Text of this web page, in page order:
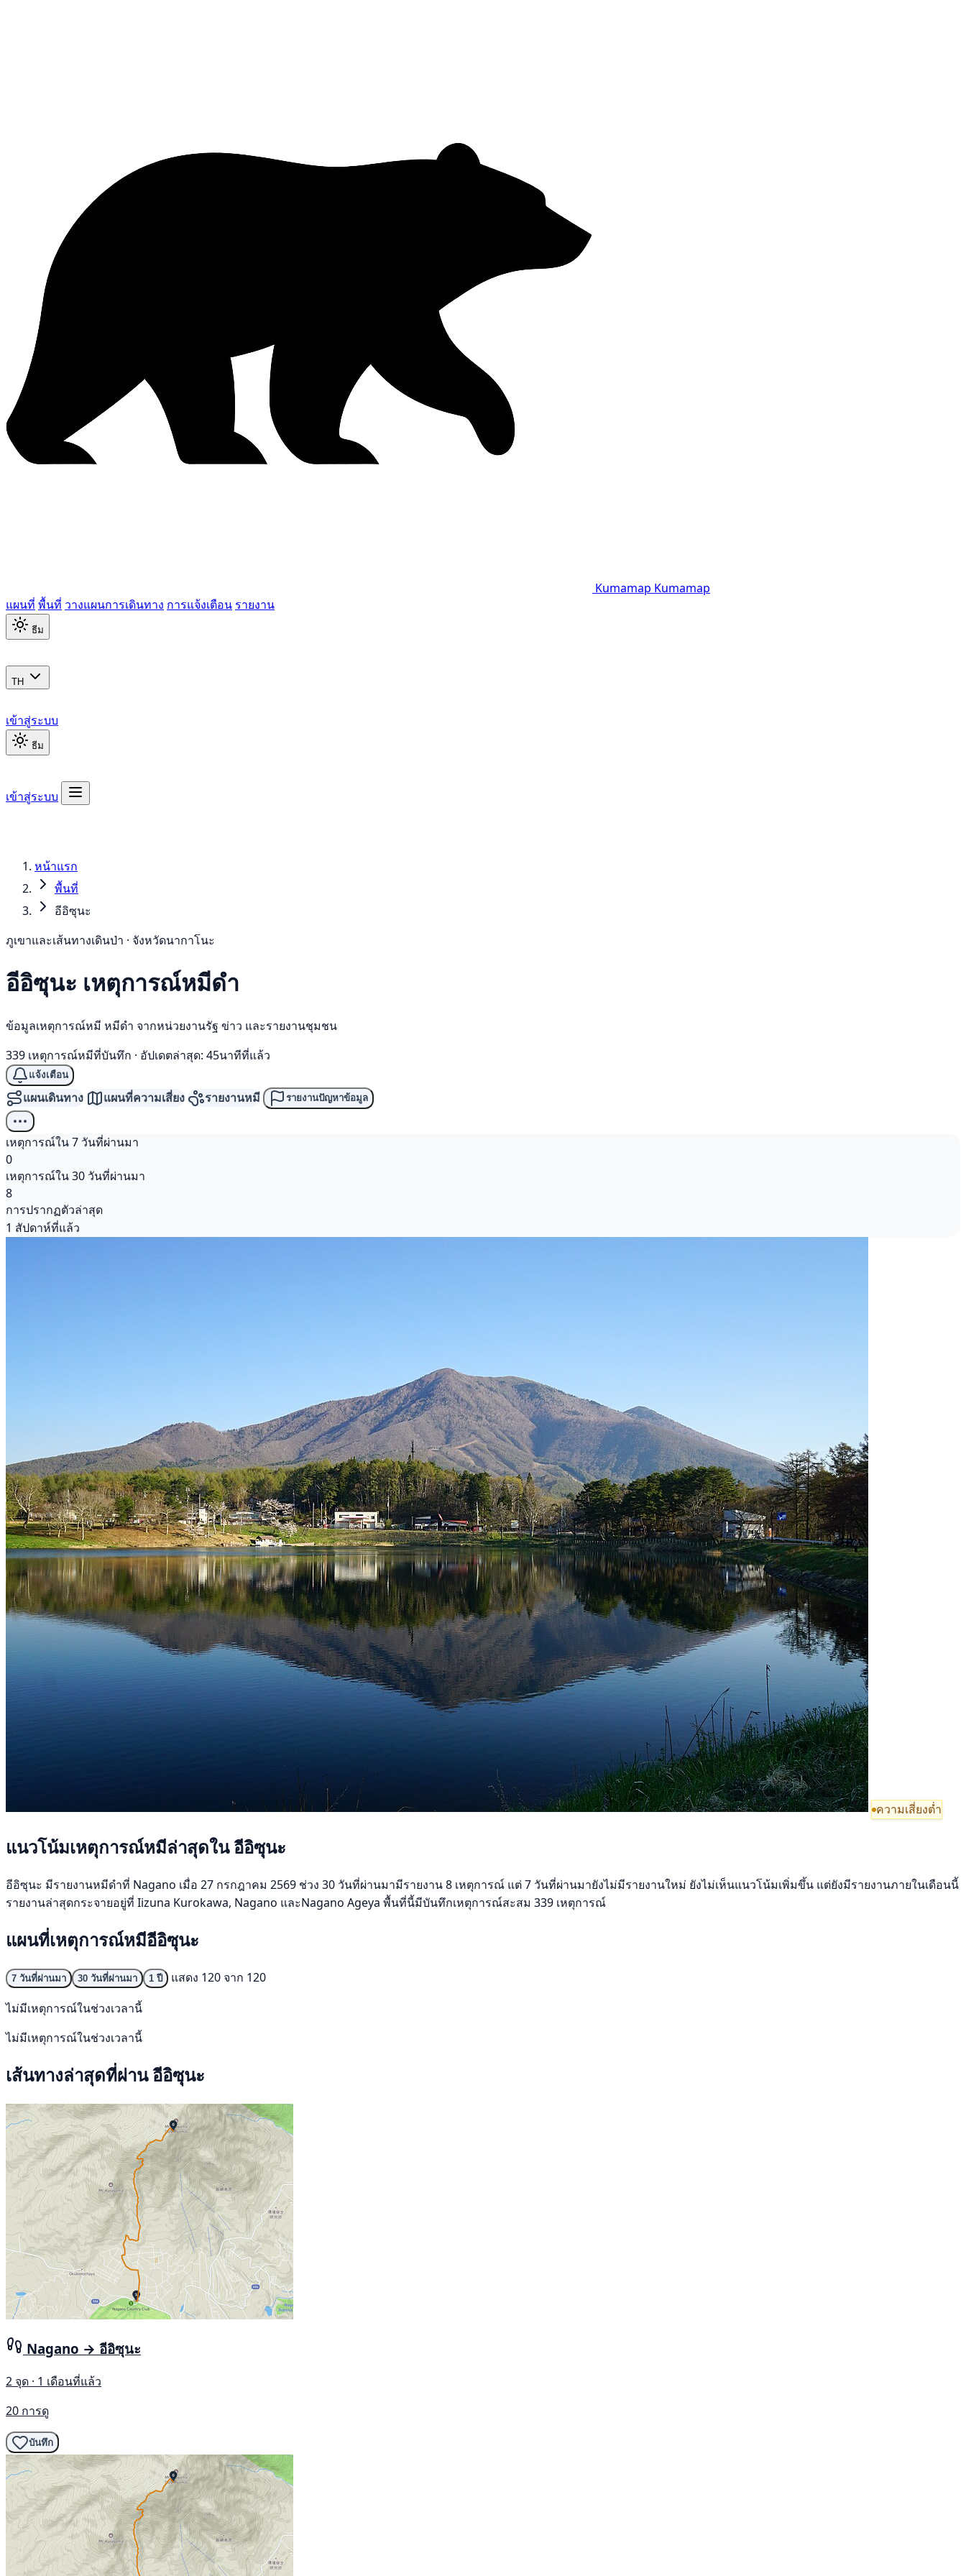
Kumamap Kumamap
แผนที่ พื้นที่ วางแผนการเดินทาง การแจ้งเตือน รายงาน
ธีม
TH
เข้าสู่ระบบ
ธีม
เข้าสู่ระบบ
หน้าแรก
พื้นที่
อีอิซุนะ
ภูเขาและเส้นทางเดินป่า · จังหวัดนากาโนะ
อีอิซุนะ เหตุการณ์หมีดำ
ข้อมูลเหตุการณ์หมี หมีดำ จากหน่วยงานรัฐ ข่าว และรายงานชุมชน
339 เหตุการณ์หมีที่บันทึก · อัปเดตล่าสุด: 45นาทีที่แล้ว
แจ้งเตือน
แผนเดินทาง แผนที่ความเสี่ยง รายงานหมี รายงานปัญหาข้อมูล
เหตุการณ์ใน 7 วันที่ผ่านมา
0
เหตุการณ์ใน 30 วันที่ผ่านมา
8
การปรากฏตัวล่าสุด
1 สัปดาห์ที่แล้ว
ความเสี่ยงต่ำ
แนวโน้มเหตุการณ์หมีล่าสุดใน อีอิซุนะ
อีอิซุนะ มีรายงานหมีดำที่ Nagano เมื่อ 27 กรกฎาคม 2569 ช่วง 30 วันที่ผ่านมามีรายงาน 8 เหตุการณ์ แต่ 7 วันที่ผ่านมายังไม่มีรายงานใหม่ ยังไม่เห็นแนวโน้มเพิ่มขึ้น แต่ยังมีรายงานภายในเดือนนี้
รายงานล่าสุดกระจายอยู่ที่ Iizuna Kurokawa, Nagano และNagano Ageya พื้นที่นี้มีบันทึกเหตุการณ์สะสม 339 เหตุการณ์
แผนที่เหตุการณ์หมีอีอิซุนะ
7 วันที่ผ่านมา 30 วันที่ผ่านมา 1 ปี
แสดง 120 จาก 120
ไม่มีเหตุการณ์ในช่วงเวลานี้
ไม่มีเหตุการณ์ในช่วงเวลานี้
เส้นทางล่าสุดที่ผ่าน อีอิซุนะ
Nagano → อีอิซุนะ
2 จุด · 1 เดือนที่แล้ว
20 การดู
บันทึก